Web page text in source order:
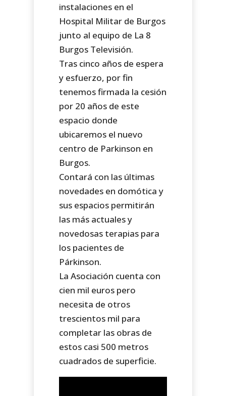
instalaciones en el
Hospital Militar de Burgos
junto al equipo de La 8
Burgos Televisión.
Tras cinco años de espera
y esfuerzo, por fin
tenemos firmada la cesión
por 20 años de este
espacio donde
ubicaremos el nuevo
centro de Parkinson en
Burgos.
Contará con las últimas
novedades en domótica y
sus espacios permitirán
las más actuales y
novedosas terapias para
los pacientes de
Párkinson.
La Asociación cuenta con
cien mil euros pero
necesita de otros
trescientos mil para
completar las obras de
estos casi 500 metros
cuadrados de superficie.